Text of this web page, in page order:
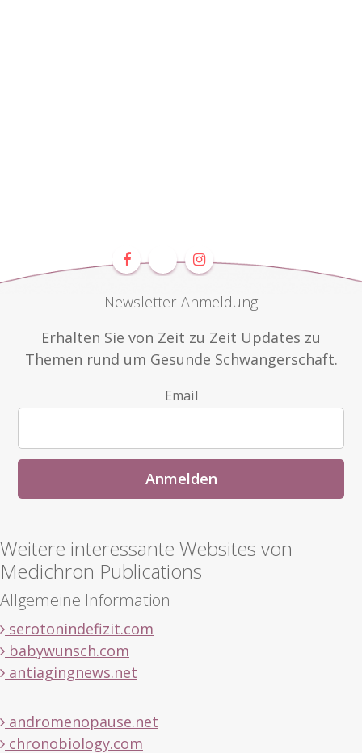
Newsletter-Anmeldung
Erhalten Sie von Zeit zu Zeit Updates zu
Themen rund um Gesunde Schwangerschaft.
Email
Weitere interessante Websites von
Medichron Publications
Allgemeine Information
serotonindefizit.com
babywunsch.com
antiagingnews.net
andromenopause.net
chronobiology.com